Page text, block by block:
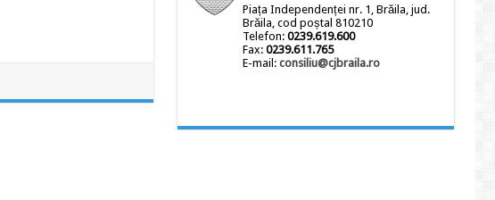
Piața Independenței nr. 1, Brăila, jud.
Brăila, cod poștal 810210
Telefon: 0239.619.600
Fax: 0239.611.765
E-mail: consiliu@cjbraila.ro